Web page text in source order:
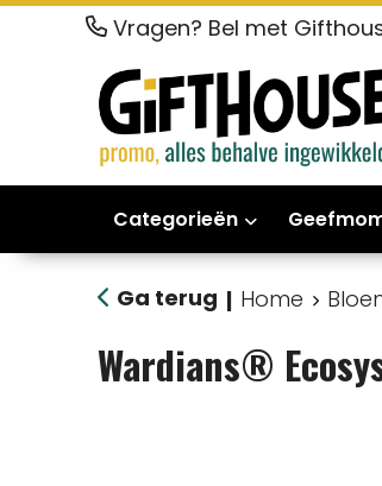
Vragen? Bel met
Categorieën
Ga terug | Home
Wardians®